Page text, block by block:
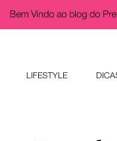
Bem Vindo ao blog do
LIFESTYLE